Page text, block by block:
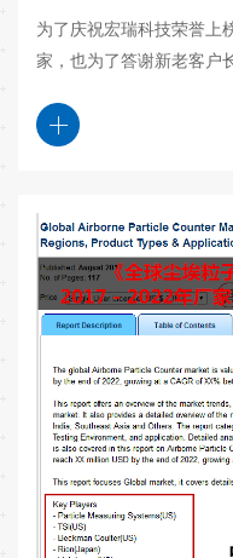
为了庆祝宏瑞科技荣誉上
家，也为了答谢新老客户